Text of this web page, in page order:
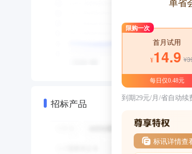
招标产品
限购一次
首月试用
¥14.9
每日仅0.48元
到期29元/月/省自动续
标讯详情查